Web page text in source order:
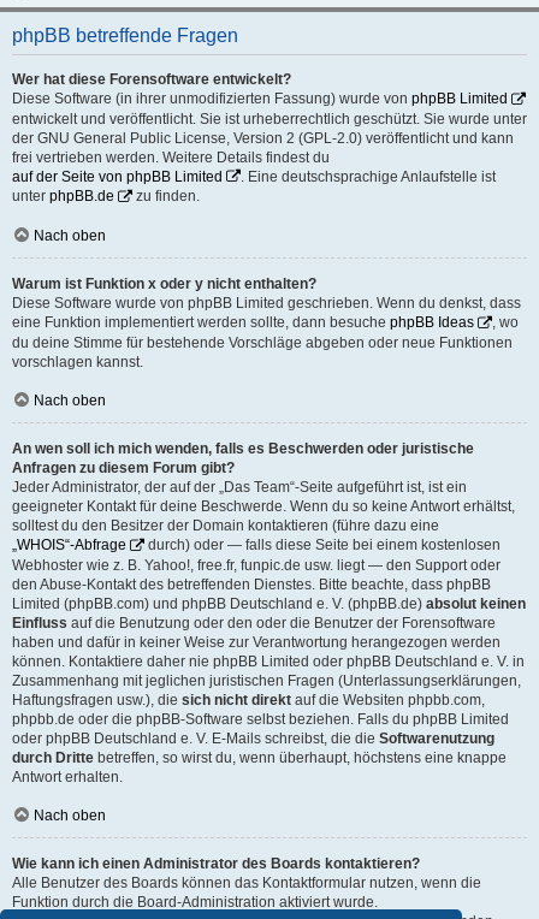
phpBB betreffende Fragen
Wer hat diese Forensoftware entwickelt?
Diese Software (in ihrer unmodifizierten Fassung) wurde von phpBB Limited
entwickelt und veröffentlicht. Sie ist urheberrechtlich geschützt. Sie wurde unter
der GNU General Public License, Version 2 (GPL-2.0) veröffentlicht und kann
frei vertrieben werden. Weitere Details findest du
auf der Seite von phpBB Limited
. Eine deutschsprachige Anlaufstelle ist
unter phpBB.de zu finden.
Nach oben
Warum ist Funktion x oder y nicht enthalten?
Diese Software wurde von phpBB Limited geschrieben. Wenn du denkst, dass
eine Funktion implementiert werden sollte, dann besuche phpBB Ideas
, wo
du deine Stimme für bestehende Vorschläge abgeben oder neue Funktionen
vorschlagen kannst.
Nach oben
An wen soll ich mich wenden, falls es Beschwerden oder juristische
Anfragen zu diesem Forum gibt?
Jeder Administrator, der auf der „Das Team“-Seite aufgeführt ist, ist ein
geeigneter Kontakt für deine Beschwerde. Wenn du so keine Antwort erhältst,
solltest du den Besitzer der Domain kontaktieren (führe dazu eine
„WHOIS“-Abfrage
durch) oder — falls diese Seite bei einem kostenlosen
Webhoster wie z. B. Yahoo!, free.fr, funpic.de usw. liegt — den Support oder
den Abuse-Kontakt des betreffenden Dienstes. Bitte beachte, dass phpBB
Limited (phpBB.com) und phpBB Deutschland e. V. (phpBB.de) absolut keinen
Einfluss auf die Benutzung oder den oder die Benutzer der Forensoftware
haben und dafür in keiner Weise zur Verantwortung herangezogen werden
können. Kontaktiere daher nie phpBB Limited oder phpBB Deutschland e. V. in
Zusammenhang mit jeglichen juristischen Fragen (Unterlassungserklärungen,
Haftungsfragen usw.), die sich nicht direkt auf die Websiten phpbb.com,
phpbb.de oder die phpBB-Software selbst beziehen. Falls du phpBB Limited
oder phpBB Deutschland e. V. E-Mails schreibst, die die Softwarenutzung
durch Dritte betreffen, so wirst du, wenn überhaupt, höchstens eine knappe
Antwort erhalten.
Nach oben
Wie kann ich einen Administrator des Boards kontaktieren?
Alle Benutzer des Boards können das Kontaktformular nutzen, wenn die
Funktion durch die Board-Administration aktiviert wurde.